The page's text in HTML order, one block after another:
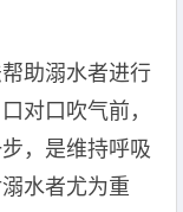
助溺水者进行
对口吹气前，
，是维持呼吸
水者尤为重